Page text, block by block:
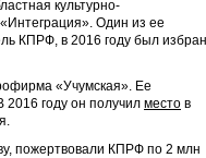
культурно-
Один из ее
КПРФ, в 2016 году был избран
«Учумская». Ее
2016 году он получил место в
пожертвовали КПРФ по 2 млн